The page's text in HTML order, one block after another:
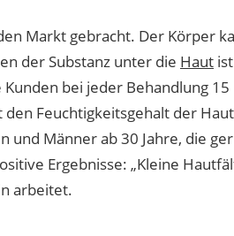
Markt gebracht. Der Körper
der Substanz unter die Haut
bei jeder Behandlung
Feuchtigkeitsgehalt der
Männer ab 30 Jahre, die
Ergebnisse: „Kleine
arbeitet.